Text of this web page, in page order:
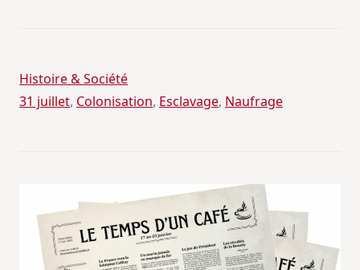
Histoire & Société
31 juillet, Colonisation, Esclavage, Naufrage